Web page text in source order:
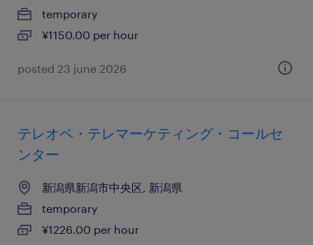
temporary
¥1150.00 per hour
posted 23 june 2026
テレオペ・テレマーケティング・コールセ
ンター
新潟県新潟市中央区, 新潟県
temporary
¥1226.00 per hour